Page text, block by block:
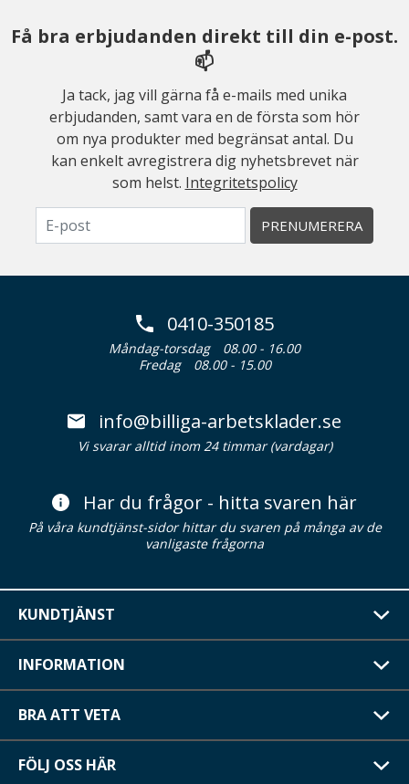
Få bra erbjudanden direkt till din e-post.
📫
Ja tack, jag vill gärna få e-mails med unika
erbjudanden, samt vara en de första som hör
om nya produkter med begränsat antal. Du
kan enkelt avregistrera dig nyhetsbrevet när
som helst. Integritetspolicy
PRENUMERERA
0410-350185
Måndag-torsdag
08.00 - 16.00
Fredag
08.00 - 15.00
info@billiga-arbetsklader.se
Vi svarar alltid inom 24 timmar (vardagar)
Har du frågor - hitta svaren här
På våra kundtjänst-sidor hittar du svaren på många av de
vanligaste frågorna
KUNDTJÄNST
INFORMATION
BRA ATT VETA
FÖLJ OSS HÄR